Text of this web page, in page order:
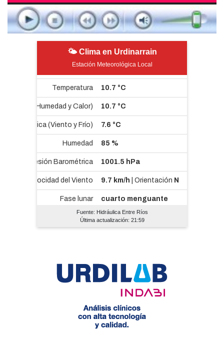
🌤 Clima en Urdinarrain
Estación Meteorológica Local
Fuente: Hidráulica Entre Ríos
Última actualización: 21:59